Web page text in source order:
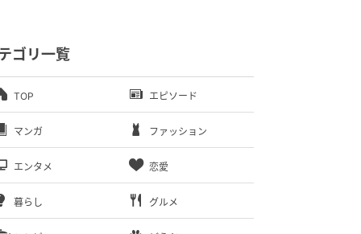
ゴリ一覧
TOP エピソード
マンガ ファッション
エンタメ 恋愛
暮らし グルメ